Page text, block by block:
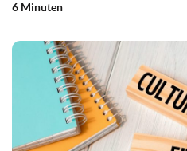
6 Minuten